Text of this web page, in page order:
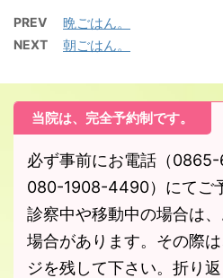
PREV 晩ごはん。
NEXT 朝ごはん。
当院は、完全予約制です。
必ず事前にお電話（
080-1908-4490）にてご
診察中や移動中の場合は
場合があります。その際
ジを残して下さい。折り返